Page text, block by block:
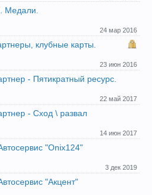
Медали.
24 мар 2016
клубные карты.
23 июн 2016
- Пятикратный ресурс.
22 май 2017
- Сход \ развал
14 июн 2017
"Onix124"
3 дек 2019
"Акцент"